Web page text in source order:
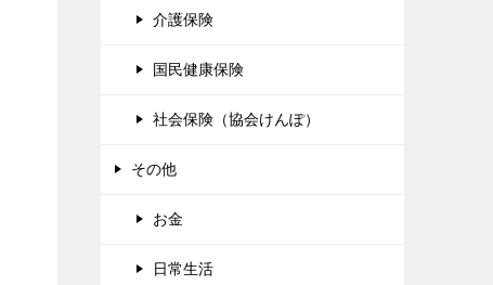
介護保険
国民健康保険
社会保険（協会けんぽ）
その他
お金
日常生活